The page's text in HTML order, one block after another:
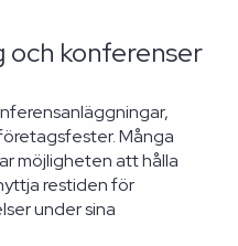
och konferenser
Många
möjligheten att hålla
restiden för
under sina